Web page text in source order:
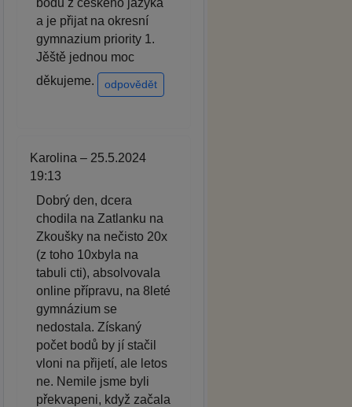
a je přijat na okresní
gymnazium priority 1.
Jěště jednou moc
děkujeme.
odpovědět
Karolina – 25.5.2024
19:13
Dobrý den, dcera
chodila na Zatlanku na
Zkoušky na nečisto 20x
(z toho 10xbyla na
tabuli cti), absolvovala
online přípravu, na 8leté
gymnázium se
nedostala. Získaný
počet bodů by jí stačil
vloni na přijetí, ale letos
ne. Nemile jsme byli
překvapeni, když začala